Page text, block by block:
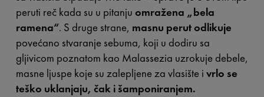
peruti reč kada su u pitanju omražena „bela
ramena“. S druge strane, masnu perut odlikuje
povećano stvaranje sebuma, koji u dodiru sa
gljivicom poznatom kao Malassezia uzrokuje debele,
masne ljuspe koje su zalepljene za vlasište i vrlo se
teško uklanjaju, čak i šamponiranjem.